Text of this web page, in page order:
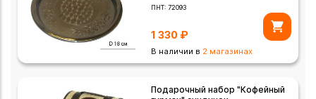
ПНТ:72093
1 330 ₽
В наличии в 2 магазинах
Подарочный набор "Кофейный